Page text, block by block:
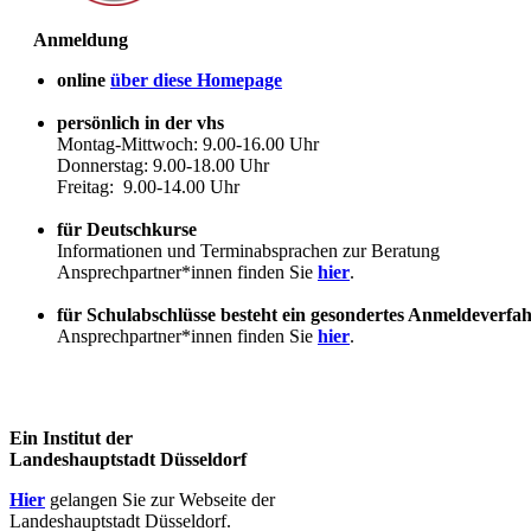
Anmeldung
online über diese Homepage
persönlich in der vhs
Montag-Mittwoch: 9.00-16.00 Uhr
Donnerstag: 9.00-18.00 Uhr
Freitag: 9.00-14.00 Uhr
für Deutschkurse
Informationen und Terminabsprachen zur Beratung
Ansprechpartner*innen finden Sie hier.
für Schulabschlüsse besteht ein gesondertes
Ansprechpartner*innen finden Sie hier.
Ein Institut der
Landeshauptstadt Düsseldorf
Hier gelangen Sie zur Webseite der
Landeshauptstadt Düsseldorf.